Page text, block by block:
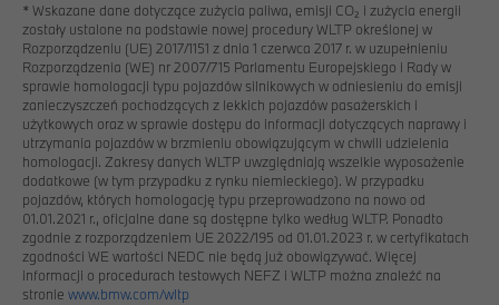
* Wskazane dane dotyczące zużycia paliwa, emisji CO₂ i zużycia energii
zostały ustalone na podstawie nowej procedury WLTP określonej w
Rozporządzeniu (UE) 2017/1151 z dnia 1 czerwca 2017 r. w uzupełnieniu
Rozporządzenia (WE) nr 2007/715 Parlamentu Europejskiego i Rady w
sprawie homologacji typu pojazdów silnikowych w odniesieniu do emisji
zanieczyszczeń pochodzących z lekkich pojazdów pasażerskich i
użytkowych oraz w sprawie dostępu do informacji dotyczących naprawy i
utrzymania pojazdów w brzmieniu obowiązującym w chwili udzielenia
homologacji. Zakresy danych WLTP uwzględniają wszelkie wyposażenie
dodatkowe (w tym przypadku z rynku niemieckiego). W przypadku
pojazdów, których homologację typu przeprowadzono na nowo od
01.01.2021 r., oficjalne dane są dostępne tylko według WLTP. Ponadto
zgodnie z rozporządzeniem UE 2022/195 od 01.01.2023 r. w certyfikatach
zgodności WE wartości NEDC nie będą już obowiązywać. Więcej
informacji o procedurach testowych NEFZ i WLTP można znaleźć na
stronie www.bmw.com/wltp